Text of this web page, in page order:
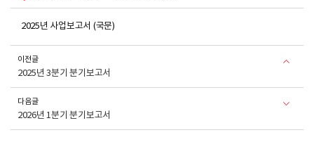
2025년 사업보고서 (국문)
이전글
2025년 3분기 분기보고서
다음글
2026년 1분기 분기보고서